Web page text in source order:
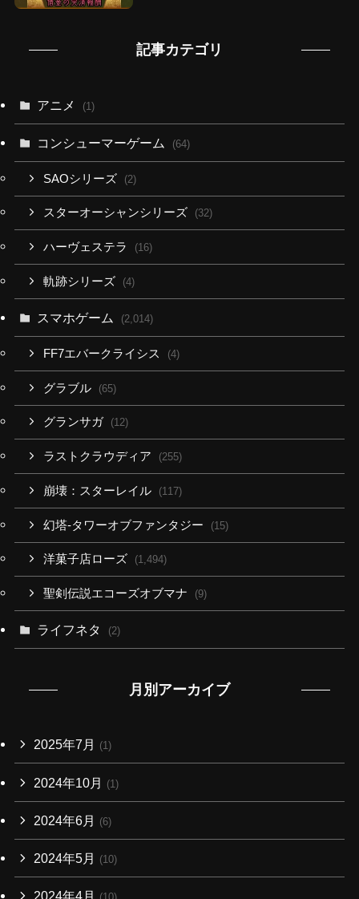
記事カテゴリ
アニメ (1)
コンシューマーゲーム (64)
SAOシリーズ (2)
スターオーシャンシリーズ (32)
ハーヴェステラ (16)
軌跡シリーズ (4)
スマホゲーム (2,014)
FF7エバークライシス (4)
グラブル (65)
グランサガ (12)
ラストクラウディア (255)
崩壊：スターレイル (117)
幻塔-タワーオブファンタジー (15)
洋菓子店ローズ (1,494)
聖剣伝説エコーズオブマナ (9)
ライフネタ (2)
月別アーカイブ
2025年7月 (1)
2024年10月 (1)
2024年6月 (6)
2024年5月 (10)
2024年4月